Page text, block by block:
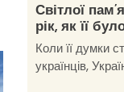
Світлої
рік, як її
Коли її думки
українців,